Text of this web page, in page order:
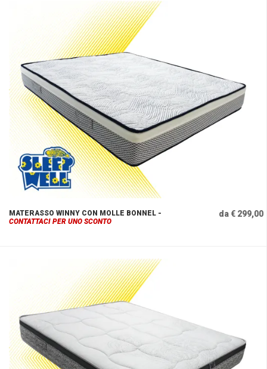
MATERASSO WINNY CON MOLLE BONNEL -
CONTATTACI PER UNO SCONTO
da € 299,00